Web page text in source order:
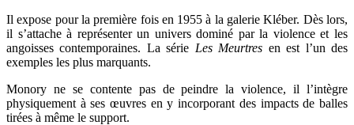
Il expose pour la première fois en 1955 à la galerie Kléber. Dès lors,
il s’attache à représenter un univers dominé par la violence et les
angoisses contemporaines. La série Les Meurtres en est l’un des
exemples les plus marquants.
Monory ne se contente pas de peindre la violence, il l’intègre
physiquement à ses œuvres en y incorporant des impacts de balles
tirées à même le support.